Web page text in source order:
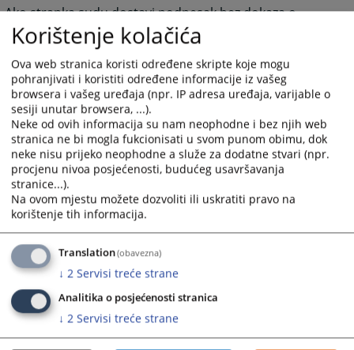
Ako stranka sudu dostavi podnesak bez dokaza o
paćenoj taksi, sud će pozvati stranku, odnosno njenog
punomoćnika da uplati odgovarajuću taksu u roku od
8 (osam) dana, pa u koliko stranka ne uplati taksu u
ovom roku sud će nastaviti postupak i pristupiti
prinudnoj naplati takse.
Okružni privredni sud Bijeljina-Instrukcija za uplatu
2755 PREGLEDA
Linkovi
Izračunajte vrijednost sudske takse za vaš predmet
Korištenje kolačića
Ova web stranica koristi određene skripte koje mogu
pohranjivati i koristiti određene informacije iz vašeg
browsera i vašeg uređaja (npr. IP adresa uređaja, varijable o
sesiji unutar browsera, ...).
Neke od ovih informacija su nam neophodne i bez njih web
stranica ne bi mogla fukcionisati u svom punom obimu, dok
neke nisu prijeko neophodne a služe za dodatne stvari (npr.
procjenu nivoa posjećenosti, budućeg usavršavanja
stranice...).
Na ovom mjestu možete dozvoliti ili uskratiti pravo na
korištenje tih informacija.
Translation(obavezna)
↓ 2 Servisi treće strane
Analitika o posjećenosti stranica
↓ 2 Servisi treće strane